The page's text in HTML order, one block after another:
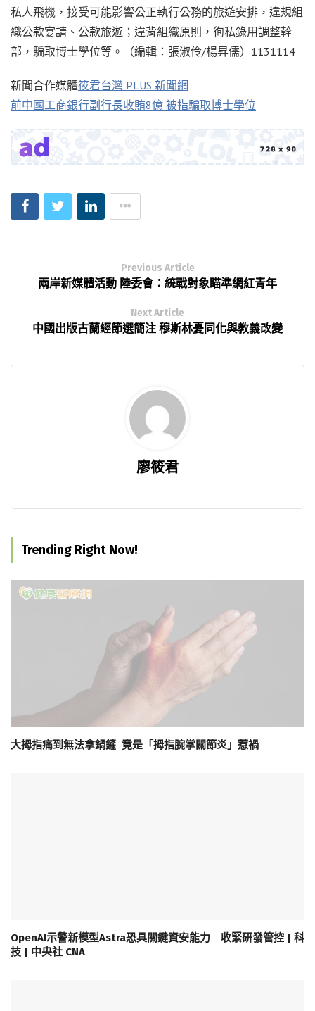
私人飛機，接受可能影響公正執行公務的旅遊安排，違規組
織公款宴請、公款旅遊；違背組織原則，徇私錄用調整幹
部，騙取博士學位等。（編輯：張淑伶/楊昇儒）1131114
新聞合作媒體筱君台灣 PLUS 新聞網
前中國工商銀行副行長收賄8億 被指騙取博士學位
Previous Article
兩岸新媒體活動 陸委會：統戰對象瞄準網紅青年
Next Article
中國出版古蘭經節選簡注 穆斯林憂同化與教義改變
廖筱君
Trending Right Now!
大拇指痛到無法拿鍋鏟 竟是「拇指腕掌關節炎」惹禍
OpenAI示警新模型Astra恐具關鍵資安能力 收緊研發管控 | 科
技 | 中央社 CNA